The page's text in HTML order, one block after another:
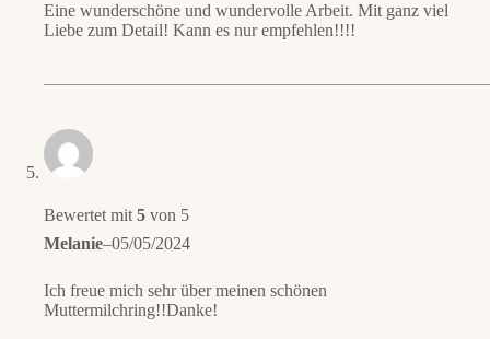
Eine wunderschöne und wundervolle Arbeit. Mit ganz viel
Liebe zum Detail! Kann es nur empfehlen!!!!
Bewertet mit 5 von 5
Melanie–05/05/2024
Ich freue mich sehr über meinen schönen
Muttermilchring!!Danke!